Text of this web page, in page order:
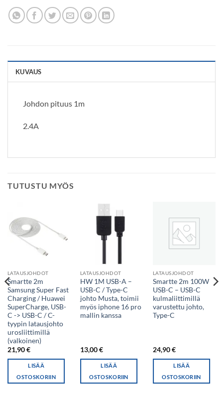
KUVAUS
Johdon pituus 1m
2.4A
TUTUSTU MYÖS
LATAUSJOHDOT
Smartte 2m
Samsung Super Fast
Charging / Huawei
SuperCharge, USB-
C -> USB-C / C-
tyypin latausjohto
urosliittimillä
(valkoinen)
21,90€
LISÄÄ
OSTOSKORIIN
LATAUSJOHDOT
HW 1M USB-A –
USB-C / Type-C
johto Musta, toimii
myös iphone 16 pro
mallin kanssa
13,00€
LISÄÄ
OSTOSKORIIN
LATAUSJOHDOT
Smartte 2m 100W
USB-C – USB-C
kulmaliittimillä
varustettu johto,
Type-C
24,90€
LISÄÄ
OSTOSKORIIN